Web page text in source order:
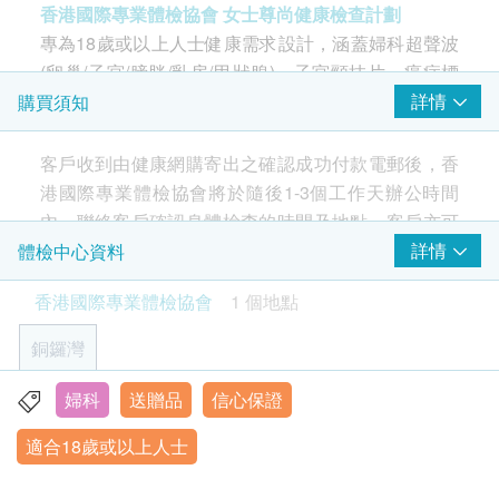
Smartech - “Easy Cook”智能迷你多功能電飯煲 (原價$828)
Smartech - “Multi Cook” 智能高速煲 (原價$828)
子宮超聲波
卵巢超聲波
甲狀腺超聲波
子宮頸病變測試 (只限女士)
柏氏子宮頸細胞塗片檢查 (適合有性經驗的女性檢查)
癌症指標 重點項目
癌抗原15.3 (乳癌)
癌抗原125 (卵巢癌)
心臟檢查
靜臥心電圖
2 基本項目
香港國際專業體檢協會 女士尊尚健康檢查計劃
專為18歲或以上人士健康需求設計，涵蓋婦科超聲波
(卵巢/子宮/膀胱/乳房/甲狀腺)、子宮頸抹片、癌症標
記篩查等，助您及早發現潛在風險，守護身心健康。
中心特別設置了女士專區，為女性客戶提供更貼心的
服務。
本計劃專為18歲或以上女性深度健康需求設計，結合
精密影像檢查與全方位血液分析，涵蓋：
✓ 婦科超聲波掃描（卵巢/子宮/膀胱/乳房
✓ 癌症標記篩查（乳房/卵巢）
✓ 子宮頸抹片檢查
✓ 心血管疾病評估
✓ 三高及痛風檢測
✓ 器官功能檢查
購買須知 詳情
客戶收到由健康網購寄出之確認成功付款電郵後，香
港國際專業體檢協會將於隨後1-3個工作天辦公時間
內，聯絡客戶確認身體檢查的時間及地點。客戶亦可
致電查詢或在訂單確認後1個工作天透過Whatsapp進
行預約 (+852 6918 2430）。
有效期
本身體檢查計劃有效期為兩個月，客戶必須於兩個月
內（由確認付款日期起計）接受有關檢查，逾期作
廢。
體檢中心資料
詳情
香港國際專業體檢協會
1 個地點
銅鑼灣
銅鑼灣告士打道255-257號信和廣場11樓全層
顯示地圖
婦科 送贈品
信心保證
適合18歲或以上人士